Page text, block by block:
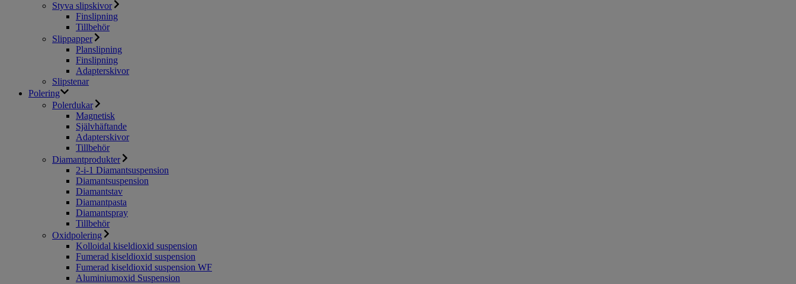
Styva slipskivor
Finslipning
Tillbehör
Slippapper
Planslipning
Finslipning
Adapterskivor
Slipstenar
Polering
Polerdukar
Magnetisk
Självhäftande
Adapterskivor
Tillbehör
Diamantprodukter
2-i-1 Diamantsuspension
Diamantsuspension
Diamantstav
Diamantpasta
Diamantspray
Tillbehör
Oxidpolering
Kolloidal kiseldioxid suspension
Fumerad kiseldioxid suspension
Fumerad kiseldioxid suspension WF
Aluminiumoxid Suspension